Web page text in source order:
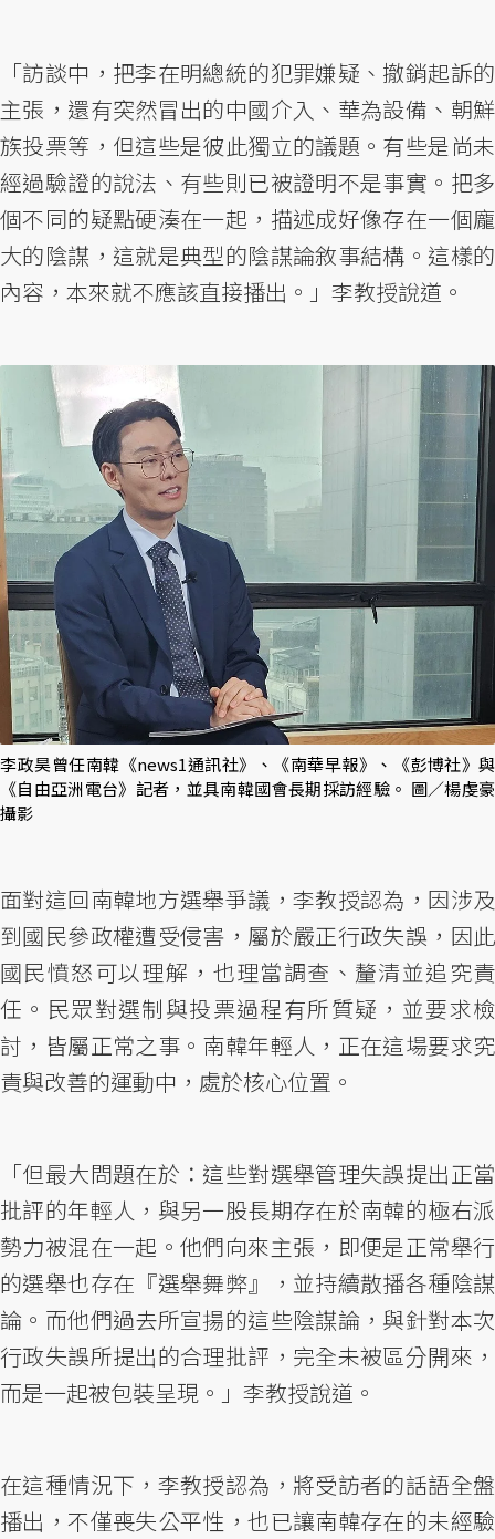
「訪談中，把李在明總統的犯罪嫌疑、撤銷起訴的
主張，還有突然冒出的中國介入、華為設備、朝鮮
族投票等，但這些是彼此獨立的議題。有些是尚未
經過驗證的說法、有些則已被證明不是事實。把多
個不同的疑點硬湊在一起，描述成好像存在一個龐
大的陰謀，這就是典型的陰謀論敘事結構。這樣的
內容，本來就不應該直接播出。」李教授說道。
李政昊曾任南韓《news1通訊社》、《南華早報》、《彭博社》與
《自由亞洲電台》記者，並具南韓國會長期採訪經驗。 圖／楊虔豪
攝影
面對這回南韓地方選舉爭議，李教授認為，因涉及
到國民參政權遭受侵害，屬於嚴正行政失誤，因此
國民憤怒可以理解，也理當調查、釐清並追究責
任。民眾對選制與投票過程有所質疑，並要求檢
討，皆屬正常之事。南韓年輕人，正在這場要求究
責與改善的運動中，處於核心位置。
「但最大問題在於：這些對選舉管理失誤提出正當
批評的年輕人，與另一股長期存在於南韓的極右派
勢力被混在一起。他們向來主張，即便是正常舉行
的選舉也存在『選舉舞弊』，並持續散播各種陰謀
論。而他們過去所宣揚的這些陰謀論，與針對本次
行政失誤所提出的合理批評，完全未被區分開來，
而是一起被包裝呈現。」李教授說道。
在這種情況下，李教授認為，將受訪者的話語全盤
播出，不僅喪失公平性，也已讓南韓存在的未經驗